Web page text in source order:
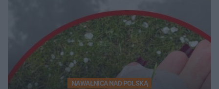
NAWAŁNICA NAD POLSKĄ